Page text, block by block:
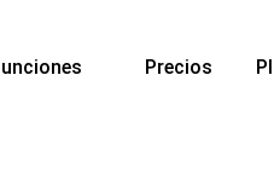
Precios